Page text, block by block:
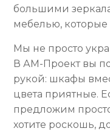
большими
мебелью, которые
Мы не просто
В АМ-Проект вы
рукой: шкафы
цвета приятные.
предложим
хотите роскошь,